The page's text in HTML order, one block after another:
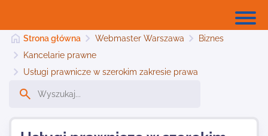
Strona główna
Dodaj stronę
Strona główna Webmaster Warszawa
Biznes
Kancelarie prawne
Usługi prawnicze w szerokim zakresie prawa